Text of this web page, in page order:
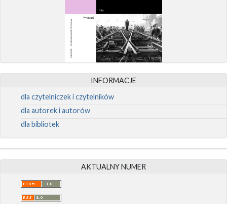
INFORMACJE
dla czytelniczek i czytelników
dla autorek i autorów
dla bibliotek
AKTUALNY NUMER